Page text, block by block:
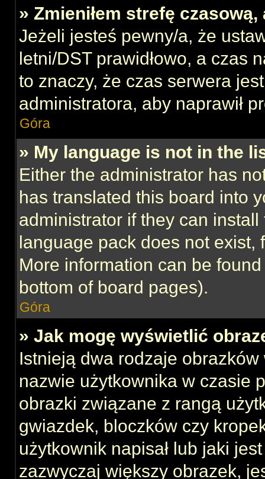
» Zmieniłem strefę
Jeżeli jesteś pewny/a, że
letni/DST prawidłowo, a czas
to znaczy, że czas serwera
administratora, aby naprawił
Góra
» My language is not in the
Either the administrator has
has translated this board into
administrator if they can
language pack does not exist,
More information can be
bottom of board pages).
Góra
» Jak mogę wyświetlić
Istnieją dwa rodzaje
nazwie użytkownika w czasie
obrazki związane z rangą
gwiazdek, bloczków czy
użytkownik napisał lub jaki
zazwyczaj większy obrazek,